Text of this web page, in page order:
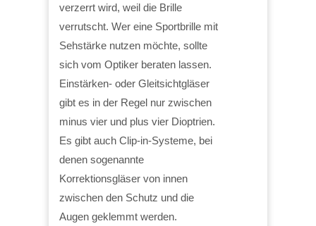
verzerrt wird, weil die Brille
verrutscht. Wer eine Sportbrille mit
Sehstärke nutzen möchte, sollte
sich vom Optiker beraten lassen.
Einstärken- oder Gleitsichtgläser
gibt es in der Regel nur zwischen
minus vier und plus vier Dioptrien.
Es gibt auch Clip-in-Systeme, bei
denen sogenannte
Korrektionsgläser von innen
zwischen den Schutz und die
Augen geklemmt werden.